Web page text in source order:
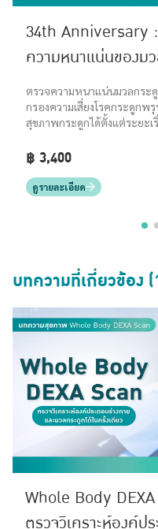
34th Anniversary
ความหนาแน่นของม
ระดับวิตามิน D
ตรวจความหนาแน่นมวลกระ
กรองความเสี่ยงโรคกระดูกพ
สุขภาพกระดูกได้ตั้งแต่ระยะเ
฿ 3,400
ดูรายละเอียด
บทความที่เกี่ยวข้อง
Whole Body
ตรวจวิเคราะห์องค์ป